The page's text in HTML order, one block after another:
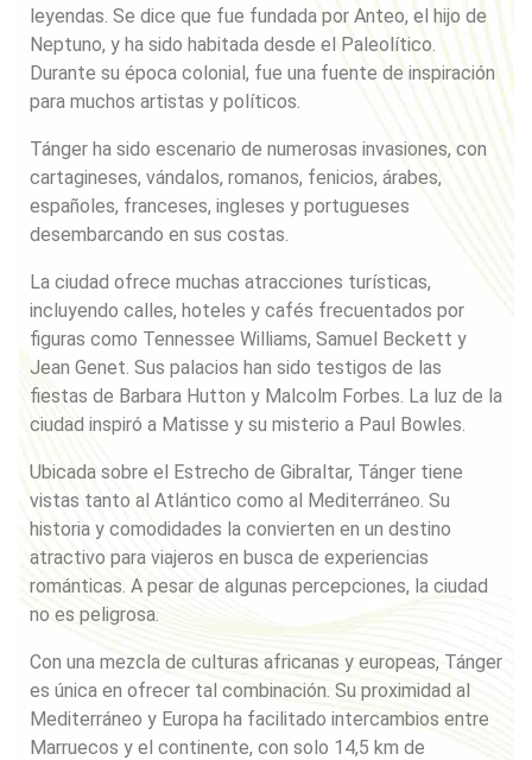
leyendas. Se dice que fue fundada por Anteo, el hijo de
Neptuno, y ha sido habitada desde el Paleolítico.
Durante su época colonial, fue una fuente de inspiración
para muchos artistas y políticos.
Tánger ha sido escenario de numerosas invasiones, con
cartagineses, vándalos, romanos, fenicios, árabes,
españoles, franceses, ingleses y portugueses
desembarcando en sus costas.
La ciudad ofrece muchas atracciones turísticas,
incluyendo calles, hoteles y cafés frecuentados por
figuras como Tennessee Williams, Samuel Beckett y
Jean Genet. Sus palacios han sido testigos de las
fiestas de Barbara Hutton y Malcolm Forbes. La luz de la
ciudad inspiró a Matisse y su misterio a Paul Bowles.
Ubicada sobre el Estrecho de Gibraltar, Tánger tiene
vistas tanto al Atlántico como al Mediterráneo. Su
historia y comodidades la convierten en un destino
atractivo para viajeros en busca de experiencias
románticas. A pesar de algunas percepciones, la ciudad
no es peligrosa.
Con una mezcla de culturas africanas y europeas, Tánger
es única en ofrecer tal combinación. Su proximidad al
Mediterráneo y Europa ha facilitado intercambios entre
Marruecos y el continente, con solo 14,5 km de